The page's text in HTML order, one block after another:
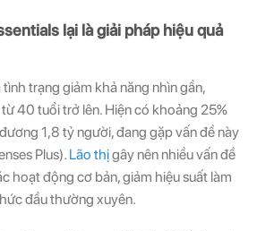
lại là giải pháp hiệu quả
trạng giảm khả năng nhìn gần,
40 tuổi trở lên. Hiện có khoảng 25%
1,8 tỷ người, đang gặp vấn đề này
Plus). Lão thịgây nên nhiều vấn đề
hoạt động cơ bản, giảm hiệu suất làm
đầu thường xuyên.